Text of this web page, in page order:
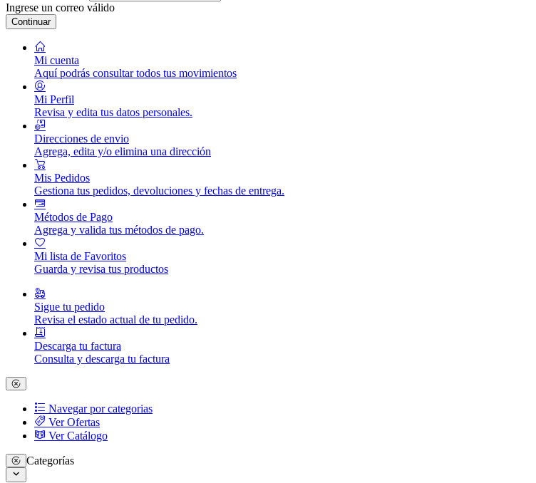
Ingrese un correo válido
Continuar
Mi cuenta
Aquí podrás consultar todos tus movimientos
Mi Perfil
Revisa y edita tus datos personales.
Direcciones de envio
Agrega, edita y/o elimina una dirección
Mis Pedidos
Gestiona tus pedidos, devoluciones y fechas de entrega.
Métodos de Pago
Agrega y valida tus métodos de pago.
Mi lista de Favoritos
Guarda y revisa tus productos
Sigue tu pedido
Revisa el estado actual de tu pedido.
Descarga tu factura
Consulta y descarga tu factura
Navegar por categorias
Ver Ofertas
Ver Catálogo
Categorías